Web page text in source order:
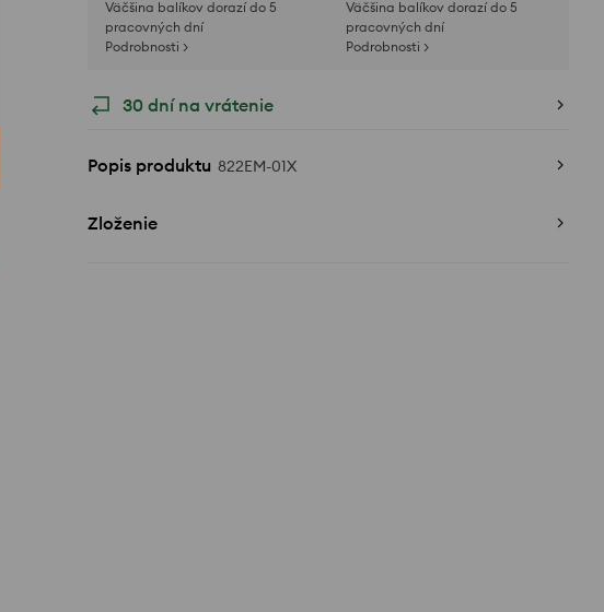
Väčšina balíkov dorazí do 5
pracovných dní
Podrobnosti >
Väčšina balíkov dorazí do 5
pracovných dní
Podrobnosti >
30 dní na vrátenie
Popis produktu 822EM-01X
Zloženie